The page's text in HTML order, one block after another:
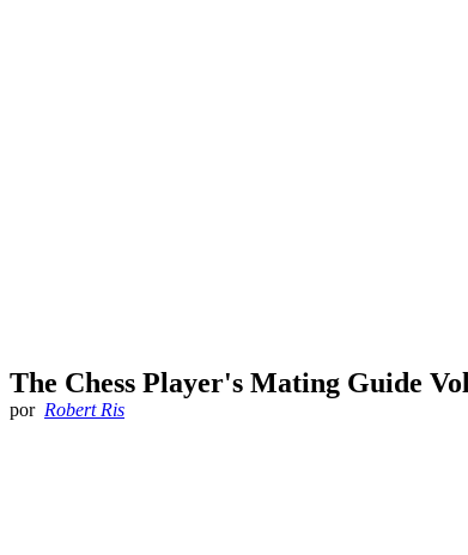
The Chess Player's Mating Guide
por Robert Ris